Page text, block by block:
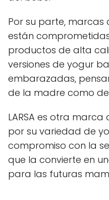
Por su parte, marcas
están
productos de alta
versiones de yogur
embarazadas,
de la madre como
LARSA es otra
por su variedad de
compromiso con la
que la convierte en
para las futuras